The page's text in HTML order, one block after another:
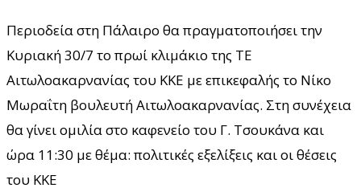
Περιοδεία στη Πάλαιρο θα πραγματοποιήσει την
Κυριακή 30/7 το πρωί κλιμάκιο της ΤΕ
Αιτωλοακαρνανίας του ΚΚΕ με επικεφαλής το Νίκο
Μωραΐτη βουλευτή Αιτωλοακαρνανίας. Στη συνέχεια
θα γίνει ομιλία στο καφενείο του Γ. Τσουκάνα και
ώρα 11:30 με θέμα: πολιτικές εξελίξεις και οι θέσεις
του ΚΚΕ